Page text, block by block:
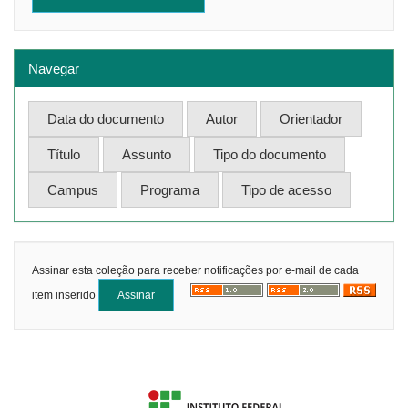
Navegar
Assinar esta coleção para receber notificações por e-mail de cada
item inserido